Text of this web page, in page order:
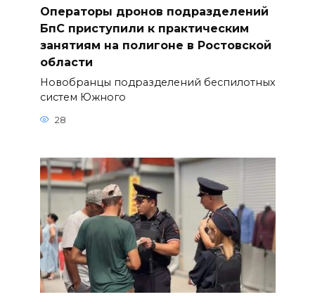
Операторы дронов подразделений
БпС приступили к практическим
занятиям на полигоне в Ростовской
области
Новобранцы подразделений беспилотных
систем Южного
28